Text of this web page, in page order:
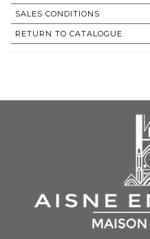
SALES CONDITIONS
RETURN TO CATALOGUE